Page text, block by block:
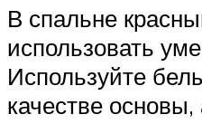
В спальне
использовать
Используйте
качестве